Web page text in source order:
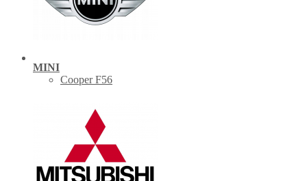
MINI
Cooper F56